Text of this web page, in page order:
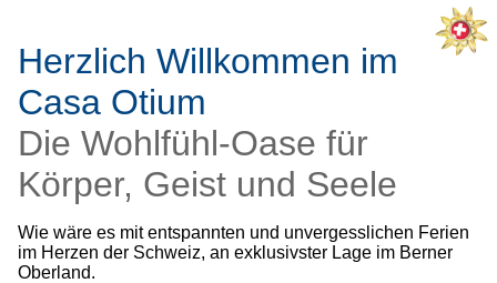
Herzlich Willkommen im
Casa Otium
Die Wohlfühl-Oase für
Körper, Geist und Seele
Wie wäre es mit entspannten und unvergesslichen Ferien
im Herzen der Schweiz, an exklusivster Lage im Berner
Oberland.